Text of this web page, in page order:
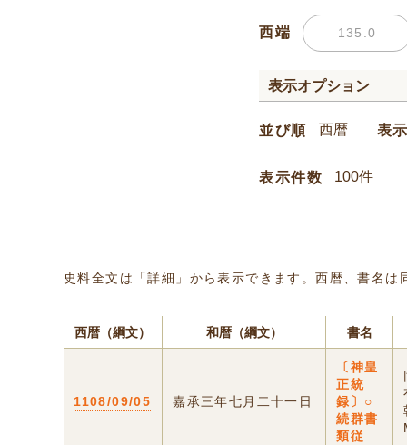
西端
表示オプション
並び順 表
表示件数
史料全文は「詳細」から表示できます。西暦、書名
西暦（綱文） 和暦（綱文） 書名
1108/09/05 嘉承三年七月二十一日
〔神皇
正統
録〕○
続群書
類従